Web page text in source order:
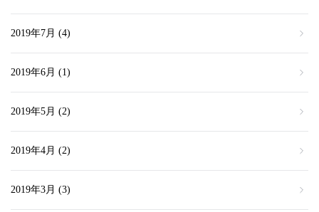
2019年7月 (4)
2019年6月 (1)
2019年5月 (2)
2019年4月 (2)
2019年3月 (3)